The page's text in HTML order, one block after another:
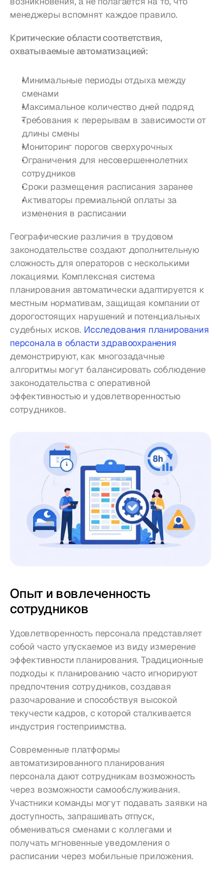
менеджеры вспомнят каждое правило.
Критические области соответствия,
охватываемые автоматизацией:
Минимальные периоды отдыха между
сменами
Максимальное количество дней подряд
Требования к перерывам в зависимости от
длины смены
Мониторинг порогов сверхурочных
Ограничения для несовершеннолетних
сотрудников
Сроки размещения расписания заранее
Активаторы премиальной оплаты за
изменения в расписании
Географические различия в трудовом
законодательстве создают дополнительную
сложность для операторов с несколькими
локациями. Комплексная система
планирования автоматически адаптируется к
местным нормативам, защищая компании от
дорогостоящих нарушений и потенциальных
судебных исков. Исследования планирования
персонала в области здравоохранения
демонстрируют, как многозадачные
алгоритмы могут балансировать соблюдение
законодательства с оперативной
эффективностью и удовлетворенностью
сотрудников.
Опыт и вовлеченность
сотрудников
Удовлетворенность персонала представляет
собой часто упускаемое из виду измерение
эффективности планирования. Традиционные
подходы к планированию часто игнорируют
предпочтения сотрудников, создавая
разочарование и способствуя высокой
текучести кадров, с которой сталкивается
индустрия гостеприимства.
Современные платформы
автоматизированного планирования
персонала дают сотрудникам возможность
через возможности самообслуживания.
Участники команды могут подавать заявки на
доступность, запрашивать отпуск,
обмениваться сменами с коллегами и
получать мгновенные уведомления о
расписании через мобильные приложения.